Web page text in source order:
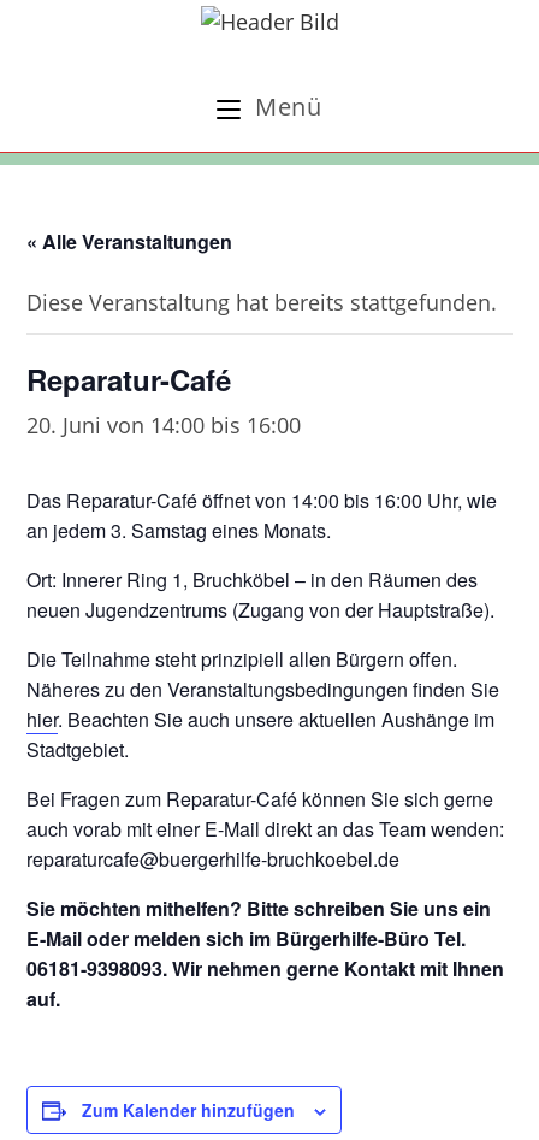
Menü
« Alle Veranstaltungen
Diese Veranstaltung hat bereits stattgefunden.
Reparatur-Café
20. Juni von 14:00 bis 16:00
Das Reparatur-Café öffnet von 14:00 bis 16:00 Uhr, wie
an jedem 3. Samstag eines Monats.
Ort: Innerer Ring 1, Bruchköbel – in den Räumen des
neuen Jugendzentrums (Zugang von der Hauptstraße).
Die Teilnahme steht prinzipiell allen Bürgern offen.
Näheres zu den Veranstaltungsbedingungen finden Sie
hier. Beachten Sie auch unsere aktuellen Aushänge im
Stadtgebiet.
Bei Fragen zum Reparatur-Café können Sie sich gerne
auch vorab mit einer E-Mail direkt an das Team wenden:
reparaturcafe@buergerhilfe-bruchkoebel.de
Sie möchten mithelfen? Bitte schreiben Sie uns ein
E-Mail oder melden sich im Bürgerhilfe-Büro Tel.
06181-9398093. Wir nehmen gerne Kontakt mit Ihnen
auf.
Zum Kalender hinzufügen